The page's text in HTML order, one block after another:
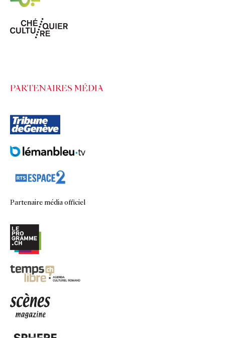
PARTENAIRES MÉDIA
Partenaire média officiel